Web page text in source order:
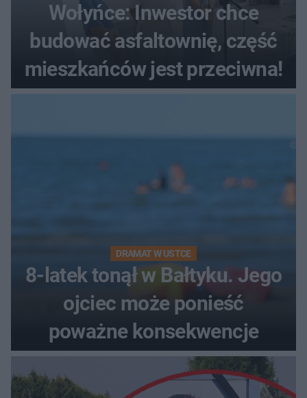
Wołyńce: Inwestor chce
budować asfaltownię, część
mieszkańców jest przeciwna!
DRAMAT W USTCE
8-latek tonął w Bałtyku. Jego
ojciec może ponieść
poważne konsekwencje